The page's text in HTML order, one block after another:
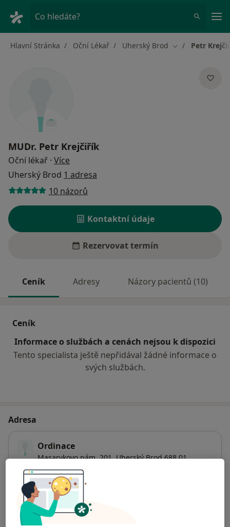
Co hledáte?
Hlavní Stránka Oční Lékař Uherský Brod Změna města
Petr
MUDr. Petr Krejčiřík
Oční lékař · Více
Uherský Brod 1 adresa
10 názorů
Kontaktní údaje
Rezervovat termín
Ceník Adresy Názory pacientů (10)
Ceník
Informace o službách a cenách nejsou k dispozici
Tento specialista ještě nepřidával žádné informace o
svých službách.
Adresa
Ordinace
Masarykovo nám. 201, Uherský Brod688 01
Dostupnost
Na této adrese online kalendář není aktivní